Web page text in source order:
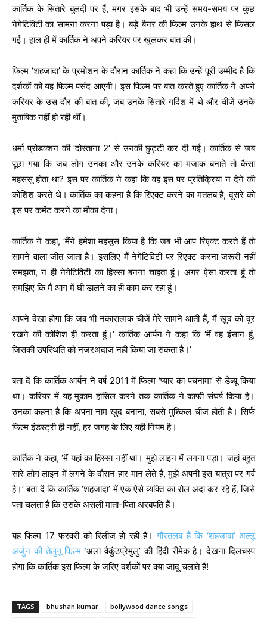
कार्तिक के सितारे बुलंदी पर हैं, मगर इसके बाद भी उन्हें समय-समय पर कुछ
नेगेटिविटी का सामना करना पड़ा है। बड़े बैनर की फिल्म उनके हाथ से फिसल
गई। हाल ही में कार्तिक ने अपने करियर पर खुलकर बात की।
फिल्म ‘शहजादा’ के प्रमोशन के दौरान कार्तिक ने कहा कि उन्हें पूरी उम्मीद है कि
दर्शकों को यह फिल्म पसंद आएगी। इस फिल्म पर बात करते हुए कार्तिक ने अपने
करियर के उस दौर की बात की, जब उनके सितारे गर्दिश में थे और चीजें उनके
मुताबिक नहीं हो रही थीं।
धर्मा प्रोडक्शन की ‘दोस्ताना 2’ से उनकी छुट्टी कर दी गई। कार्तिक से जब
पूछा गया कि जब लोग उनका और उनके करियर का मजाक बनाते तो कैसा
महससू होता था? इस पर कार्तिक ने कहा कि वह इस पर प्रतिक्रिया न देने की
कोशिश करते थे। कार्तिक का कहना है कि रिएक्ट करने का मतलब है, दूसरे को
इस पर कमेंट करने का मौका देना।
कार्तिक ने कहा, ‘मैंने हमेशा महसूस किया है कि जब भी आप रिएक्ट करते हैं तो
सामने वाला जीत जाता है। इसलिए मैं नेगेटिविटी पर रिएक्ट करना जरूरी नहीं
समझता, न ही नेगेटिविटी का हिस्सा बनना चाहता हूं। अगर ऐसा करता हूं तो
समझिए कि मैं आग में घी डालने का ही काम कर रहा हूं।
आपने देखा होगा कि जब भी नकारात्मक चीजें मेरे सामने आती हैं, मैं खुद को दूर
रखने की कोशिश ही करता हूं।’ कार्तिक आर्यन ने कहा कि ‘मैं वह इंसान हूं,
जिसकी उपस्थिति को नजरअंदाज नहीं किया जा सकता है।’
बता दें कि कार्तिक आर्यन ने वर्ष 2011 में फिल्म ‘प्यार का पंचनामा’ से डेब्यू किया
था। करियर में यह मुकाम हासिल करने तक कार्तिक ने काफी संघर्ष किया है।
उनका कहना है कि अपना नाम खुद बनाना, सबसे मुश्किल चीज होती है। सिर्फ
फिल्म इंडस्ट्री ही नहीं, हर जगह के लिए यही नियम है।
कार्तिक ने कहा, ‘मैं यहां का हिस्सा नहीं था। मुझे लाइन में लगना पड़ा। जहां बहुत
सारे लोग लाइन में लगने के दौरान हार मान लेते हैं, मुझे अपनी इस यात्रा पर गर्व
है।’ बता दें कि कार्तिक ‘शहजादा’ में एक ऐसे व्यक्ति का रोल अदा कर रहे हैं, जिसे
पता चलता है कि उसके असली माता-पिता अरबपति हैं।
यह फिल्म 17 फरवरी को रिलीज हो रही है।गौरतलब है कि ‘शहजादा’ अल्लू
अर्जुन की तेलुगू फिल्म ‘अला वैकुंठप्रेमुलु’ की हिंदी रीमेक है। देखना दिलचस्प
होगा कि कार्तिक इस फिल्म के जरिए दर्शकों पर क्या जादू चलाते हैं!
TAGS bhushan kumar
bollywood dance songs